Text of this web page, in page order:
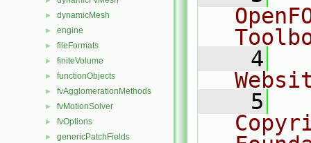
► dynamicMesh
► engine
► fileFormats
► finiteVolume
► functionObjects
► fvAgglomerationMethods
► fvMotionSolver
► fvOptions
► genericPatchFields
    4
    5